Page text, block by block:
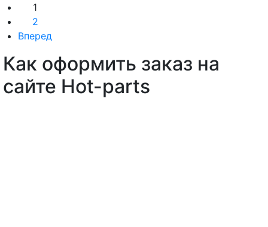
1
2
Вперед
Как оформить заказ на
сайте Hot-parts